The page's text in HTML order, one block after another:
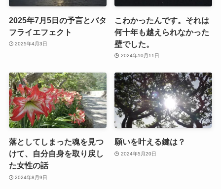
2025年7月5日の予言とバタ
フライエフェクト
2025年4月3日
こわかったんです。それは
何十年も越えられなかった
壁でした。
2024年10月11日
落としてしまった魂を見つ
けて、自分自身を取り戻し
た女性の話
2024年8月9日
願いを叶える鍵は？
2024年5月20日